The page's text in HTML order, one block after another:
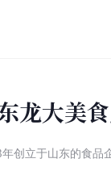
龙大美
创立于山东的食品